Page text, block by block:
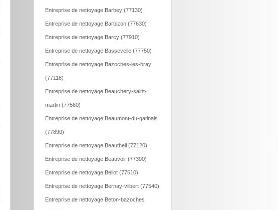
Entreprise de nettoyage Barbey (77130)
Entreprise de nettoyage Barbizon (77630)
Entreprise de nettoyage Barcy (77910)
Entreprise de nettoyage Bassevelle (77750)
Entreprise de nettoyage Bazoches-les-bray
(77118)
Entreprise de nettoyage Beauchery-saint-
martin (77560)
Entreprise de nettoyage Beaumont-du-gatinais
(77890)
Entreprise de nettoyage Beautheil (77120)
Entreprise de nettoyage Beauvoir (77390)
Entreprise de nettoyage Bellot (77510)
Entreprise de nettoyage Bernay-vilbert (77540)
Entreprise de nettoyage Beton-bazoches